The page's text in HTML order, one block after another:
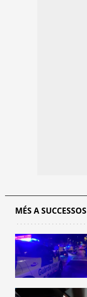
MÉS A SUCCESSOS